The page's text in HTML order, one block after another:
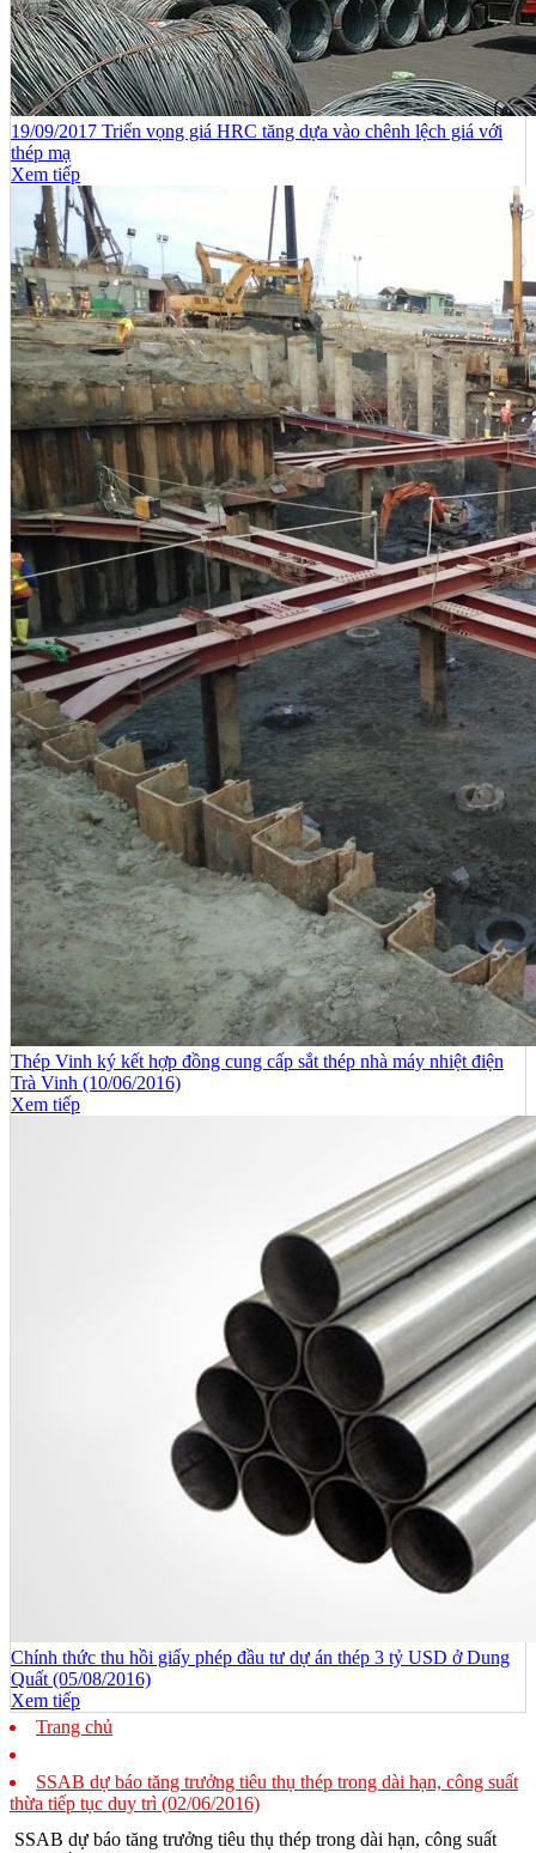
19/09/2017 Triển vọng giá HRC tăng dựa vào chênh lệch giá với
thép mạ
Xem tiếp
Thép Vinh ký kết hợp đồng cung cấp sắt thép nhà máy nhiệt điện
Trà Vinh (10/06/2016)
Xem tiếp
Chính thức thu hồi giấy phép đầu tư dự án thép 3 tỷ USD ở Dung
Quất (05/08/2016)
Xem tiếp
Trang chủ
SSAB dự báo tăng trưởng tiêu thụ thép trong dài hạn, công suất
thừa tiếp tục duy trì (02/06/2016)
SSAB dự báo tăng trưởng tiêu thụ thép trong dài hạn, công suất